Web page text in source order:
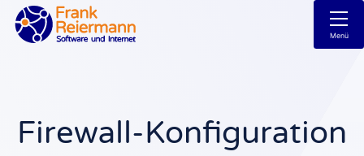
Menü
Firewall-Konfiguration